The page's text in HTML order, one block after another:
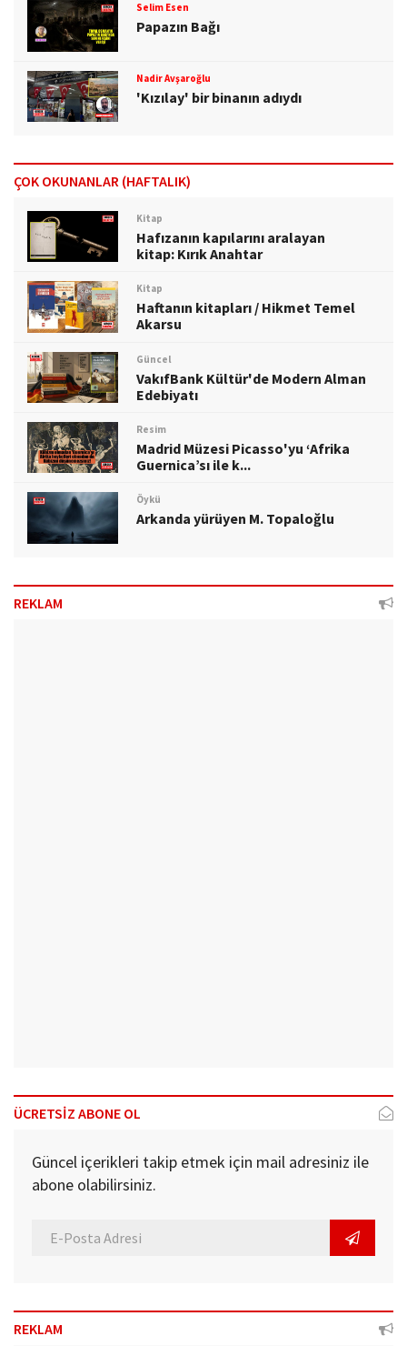
Selim Esen
Papazın Bağı
Nadir Avşaroğlu
'Kızılay' bir binanın adıydı
ÇOK OKUNANLAR (HAFTALIK)
Kitap
Hafızanın kapılarını aralayan
kitap: Kırık Anahtar
Kitap
Haftanın kitapları / Hikmet Temel
Akarsu
Güncel
VakıfBank Kültür'de Modern Alman
Edebiyatı
Resim
Madrid Müzesi Picasso'yu ‘Afrika
Guernica’sı ile k...
Öykü
Arkanda yürüyen M. Topaloğlu
REKLAM
ÜCRETSİZ ABONE OL
Güncel içerikleri takip etmek için mail adresiniz ile
abone olabilirsiniz.
REKLAM